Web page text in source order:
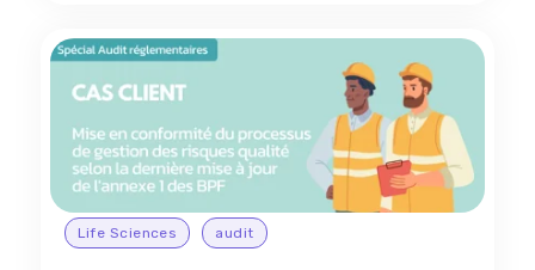
Life Sciences audit